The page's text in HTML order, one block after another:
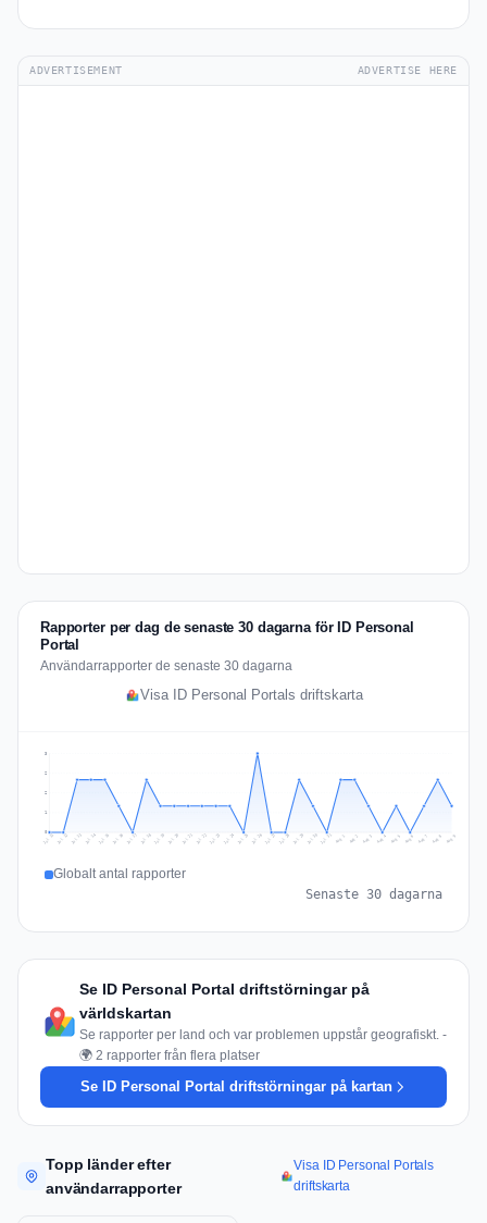
ADVERTISEMENT ADVERTISE HERE
Rapporter per dag de senaste 30 dagarna för ID Personal
Portal
Användarrapporter de senaste 30 dagarna
Visa ID Personal Portals driftskarta
1
2
2
3
Jul 11 Jul 12 Jul 13 Jul 14 Jul 15 Jul 16 Jul 17 Jul 18 Jul 19 Jul 20 Jul 21 Jul 22 Jul 23 Jul 24 Jul 25 Jul 26 Jul 27 Jul 28 Jul 29 Jul 30 Jul 31 Aug 1 Aug 2 Aug 3 Aug 4 Aug 5 Aug 6 Aug 7 Aug 8 Aug 9
Globalt antal rapporter
Senaste 30 dagarna
Se ID Personal Portal driftstörningar på
världskartan
Se rapporter per land och var problemen uppstår geografiskt. -
🌍 2 rapporter från flera platser
Se ID Personal Portal driftstörningar på kartan
Topp länder efter
användarrapporter
Visa ID Personal Portals
driftskarta